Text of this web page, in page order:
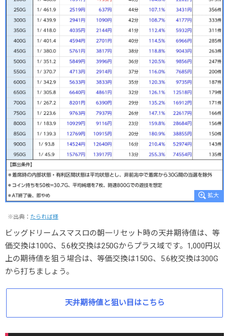
※出典： たられば様
ビッグドリームスマスロの朝一リセット時の天井期待値は、等
価交換は100G、5.6枚交換は250Gからプラス域です。1,000円以
上の期待値を狙う場合は、等価交換は150G、5.6枚交換は300G
から打ちましょう。
天井期待値と狙い目はこちら